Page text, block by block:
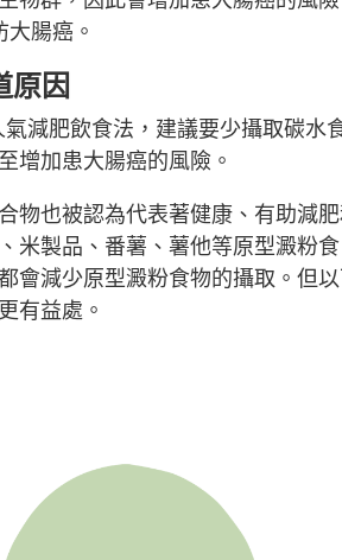
腸癌。
原因
減肥飲食法，建議要少攝取碳水
增加患大腸癌的風險。
物也被認為代表著健康、有助減
米製品、番薯、薯他等原型澱粉食
會減少原型澱粉食物的攝取。但
有益處。